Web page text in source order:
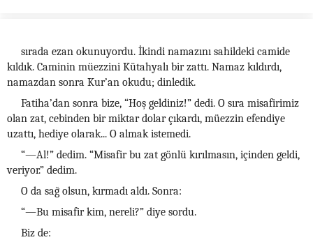
sırada ezan okunuyordu. İkindi namazını sahildeki camide
kıldık. Caminin müezzini Kütahyalı bir zattı. Namaz kıldırdı,
namazdan sonra Kur’an okudu; dinledik.
Fatiha’dan sonra bize, “Hoş geldiniz!” dedi. O sıra misafirimiz
olan zat, cebinden bir miktar dolar çıkardı, müezzin efendiye
uzattı, hediye olarak... O almak istemedi.
“—Al!” dedim. “Misafir bu zat gönlü kırılmasın, içinden geldi,
veriyor.” dedim.
O da sağ olsun, kırmadı aldı. Sonra:
“—Bu misafir kim, nereli?” diye sordu.
Biz de: